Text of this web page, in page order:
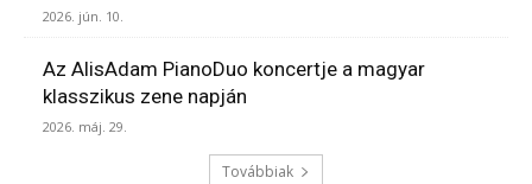
2026. jún. 10.
Az AlisAdam PianoDuo koncertje a magyar
klasszikus zene napján
2026. máj. 29.
Továbbiak